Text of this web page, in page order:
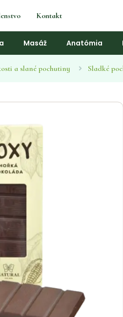
Kontakt
Masáž Anatómia
a slané pochutiny Sladké